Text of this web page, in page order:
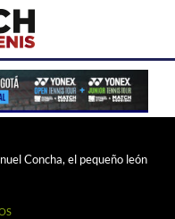
Concha, el pequeño león